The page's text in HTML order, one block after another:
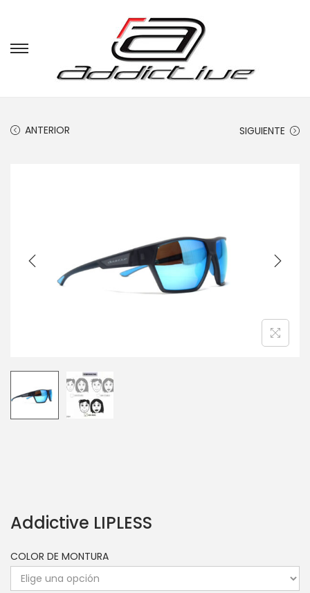
ANTERIOR SIGUIENTE
Addictive LIPLESS
COLOR DE MONTURA